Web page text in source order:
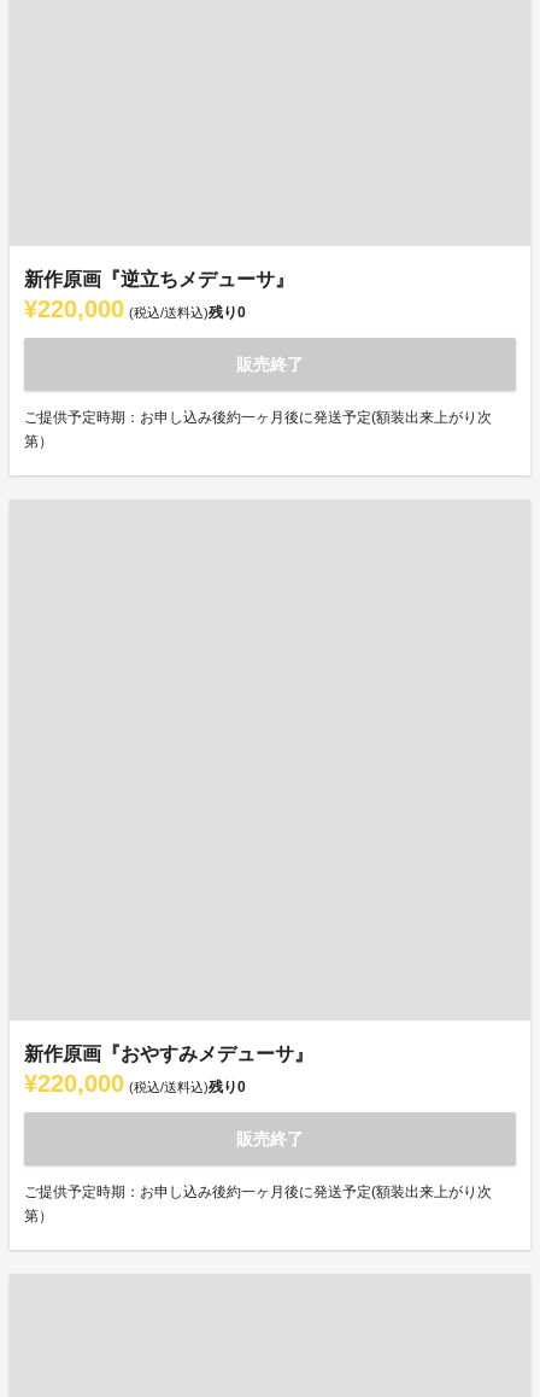
新作原画『逆立ちメデューサ』
¥220,000 (税込/送料込)残り0
販売終了
ご提供予定時期：お申し込み後約一ヶ月後に発送予定(額装出来上がり次
第）
新作原画『おやすみメデューサ』
¥220,000 (税込/送料込)残り0
販売終了
ご提供予定時期：お申し込み後約一ヶ月後に発送予定(額装出来上がり次
第）